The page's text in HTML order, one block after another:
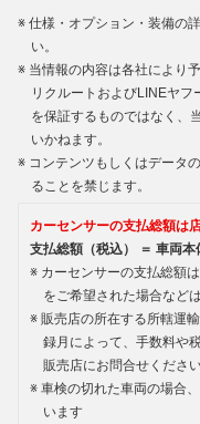
仕様・オプション・装備の
い。
当情報の内容は各社により
リクルートおよびLINEヤ
を保証するものではなく、
いかねます。
コンテンツもしくはデータ
ることを禁じます。
カーセンサーの支払総額は
支払総額（税込） ＝ 車両本
カーセンサーの支払総額
をご希望された場合など
販売店の所在する所轄運
録月によって、手数料や
販売店にお問合せくださ
車検の切れた車両の場合
います